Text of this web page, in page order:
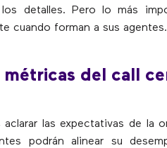
detalles. Pero lo más
cuando forman a sus agentes.
métricas del call
las expectativas de la
podrán alinear su